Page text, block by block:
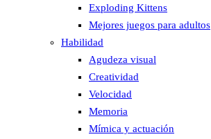
Exploding Kittens
Mejores juegos para adultos
Habilidad
Agudeza visual
Creatividad
Velocidad
Memoria
Mímica y actuación